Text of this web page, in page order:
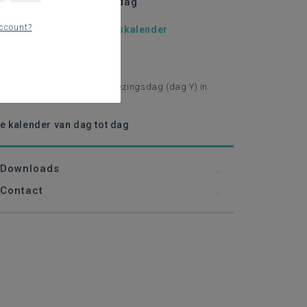
van je verkiezingskalender
Welke dag kiezen als verkiezingsdag (dag Y) in
kalender van dag tot dag
Downloads
Contact